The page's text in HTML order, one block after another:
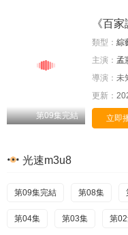
第09集完結
《百
類型： 綜
主演： 孟
導演： 未
更新：
立即
光速m3u8
第09集完結 第08集
第04集 第03集 第